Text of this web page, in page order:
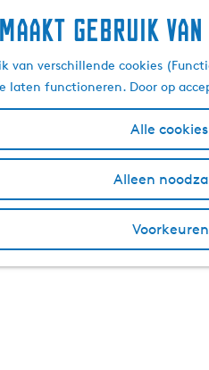
gebruik
van verschillende cookies
laten functioneren. Door op
Alle
Alleen